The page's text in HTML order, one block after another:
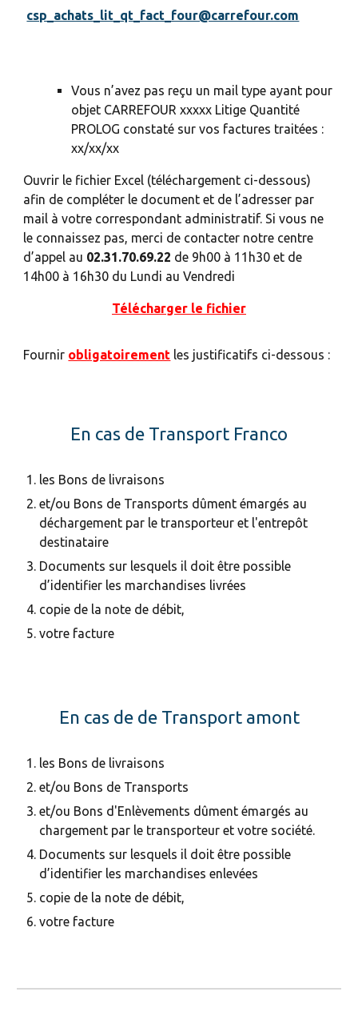
csp_achats_lit_qt_fact_four@carrefour.com
Vous n’avez pas reçu un mail type ayant pour
objet CARREFOUR xxxxx Litige Quantité
PROLOG constaté sur vos factures traitées :
xx/xx/xx
Ouvrir le fichier Excel (téléchargement ci-dessous)
afin de compléter le document et de l’adresser par
mail à votre correspondant administratif. Si vous ne
le connaissez pas, merci de contacter notre centre
d’appel au 02.31.70.69.22 de 9h00 à 11h30 et de
14h00 à 16h30 du Lundi au Vendredi
Télécharger le fichier
Fournir obligatoirement les justificatifs ci-dessous :
En cas de Transport Franco
les Bons de livraisons
et/ou Bons de Transports dûment émargés au
déchargement par le transporteur et l'entrepôt
destinataire
Documents sur lesquels il doit être possible
d’identifier les marchandises livrées
copie de la note de débit,
votre facture
En cas de de Transport amont
les Bons de livraisons
et/ou Bons de Transports
et/ou Bons d'Enlèvements dûment émargés au
chargement par le transporteur et votre société.
Documents sur lesquels il doit être possible
d’identifier les marchandises enlevées
copie de la note de débit,
votre facture